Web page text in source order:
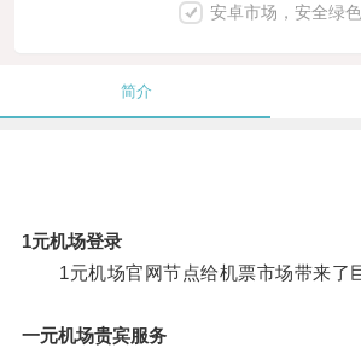
安卓市场，安全绿色
简介
1元机场登录
1元机场官网节点给机票市场带来了巨
一元机场贵宾服务